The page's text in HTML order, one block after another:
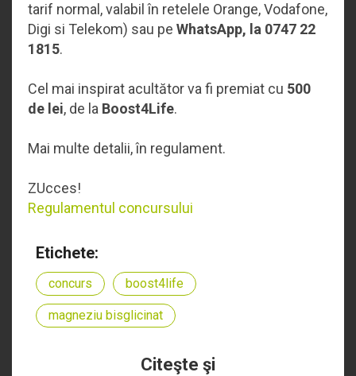
tarif normal, valabil în retelele Orange, Vodafone,
Digi si Telekom) sau pe WhatsApp, la 0747 22
1815.
Cel mai inspirat acultător va fi premiat cu 500
de lei, de la Boost4Life.
Mai multe detalii, în regulament.
ZUcces!
Regulamentul concursului
Etichete:
concurs boost4life
magneziu bisglicinat
Citeşte şi